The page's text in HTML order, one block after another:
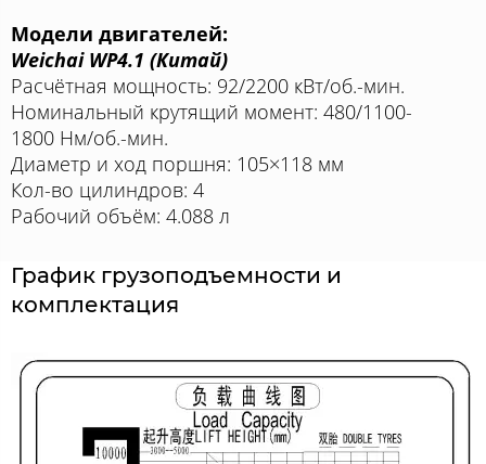
Модели двигателей:
Weichai WP4.1 (Китай)
Расчётная мощность: 92/2200 кВт/об.-мин.
Номинальный крутящий момент: 480/1100-
1800 Нм/об.-мин.
Диаметр и ход поршня: 105×118 мм
Кол-во цилиндров: 4
Рабочий объём: 4.088 л
График грузоподъемности и
комплектация